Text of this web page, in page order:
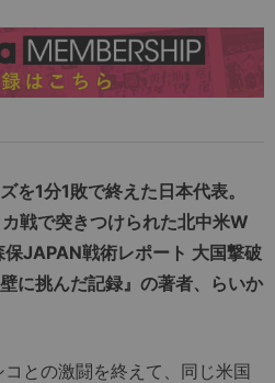
を1分1敗で終えた日本代表。
戦で突きつけられた北中米W
JAPAN戦術レポート 大国撃破
に挑んだ記録』の著者、らいか
との激闘を終えて、同じ米国